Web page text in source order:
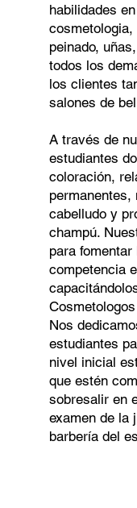
habilidades
peinado,
todos los
los clientes
salones de
A través de
estudiantes
coloración,
cabelludo y
champú.
para
competencia
Nos
estudiantes
nivel inicial
que estén
sobresalir en
examen de la
barbería del